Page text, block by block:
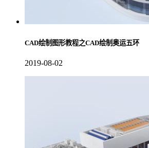
CAD绘制图形教程之CAD绘制奥运五环
2019-08-02